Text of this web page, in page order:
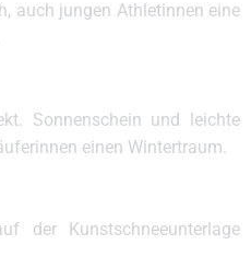
auch jungen Athletinnen eine
Sonnenschein und leichte
einen Wintertraum.
der Kunstschneeunterlage